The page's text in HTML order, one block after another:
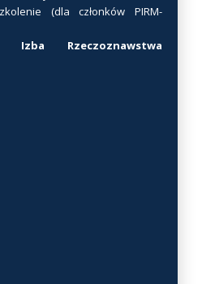
(dla członków PIRM-
Izba Rzeczoznawstwa